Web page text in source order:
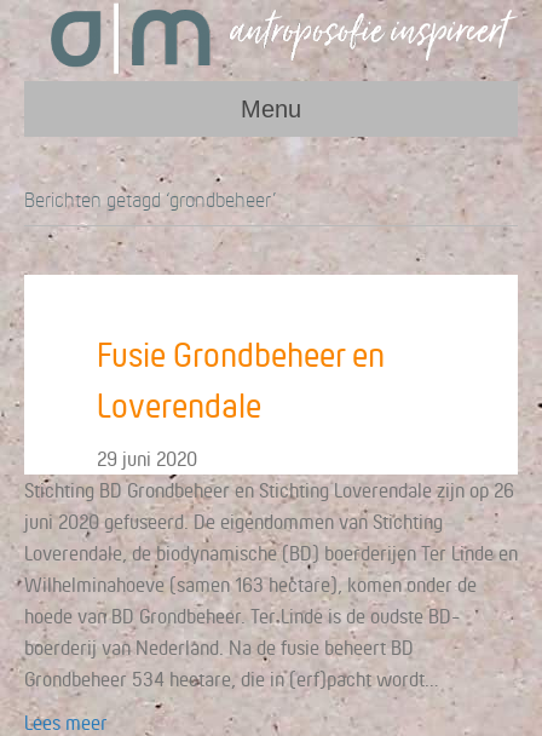
Menu
Berichten getagd ‘grondbeheer’
Fusie Grondbeheer en
Loverendale
29 juni 2020
Stichting BD Grondbeheer en Stichting Loverendale zijn op 26
juni 2020 gefuseerd. De eigendommen van Stichting
Loverendale, de biodynamische (BD) boerderijen Ter Linde en
Wilhelminahoeve (samen 163 hectare), komen onder de
hoede van BD Grondbeheer. Ter Linde is de oudste BD-
boerderij van Nederland. Na de fusie beheert BD
Grondbeheer 534 hectare, die in (erf)pacht wordt…
Lees meer